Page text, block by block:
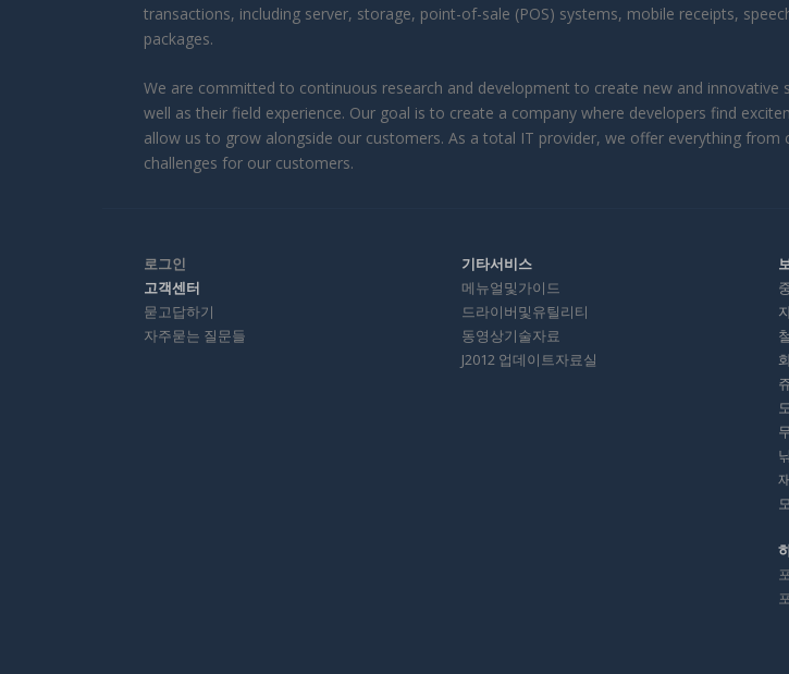
transactions, including server, storage, point-of-sale (POS) systems, mobile receipts,
packages.
We are committed to continuous research and development to create new and
well as their field experience. Our goal is to create a company where developers find
allow us to grow alongside our customers. As a total IT provider, we offer everything from
challenges for our customers.
로그인
고객센터
묻고답하기
자주묻는 질문들
기타서비스
메뉴얼및가이드
드라이버및유틸리티
동영상기술자료
J2012 업데이트자료실